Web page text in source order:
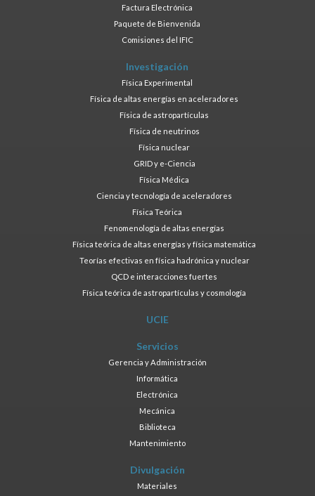
Factura Electrónica
Paquete de Bienvenida
Comisiones del IFIC
Investigación
Física Experimental
Física de altas energías en aceleradores
Física de astropartículas
Física de neutrinos
Física nuclear
GRID y e-Ciencia
Física Médica
Ciencia y tecnología de aceleradores
Física Teórica
Fenomenología de altas energías
Física teórica de altas energías y física matemática
Teorías efectivas en física hadrónica y nuclear
QCD e interacciones fuertes
Física teórica de astropartículas y cosmología
UCIE
Servicios
Gerencia y Administración
Informática
Electrónica
Mecánica
Biblioteca
Mantenimiento
Divulgación
Materiales